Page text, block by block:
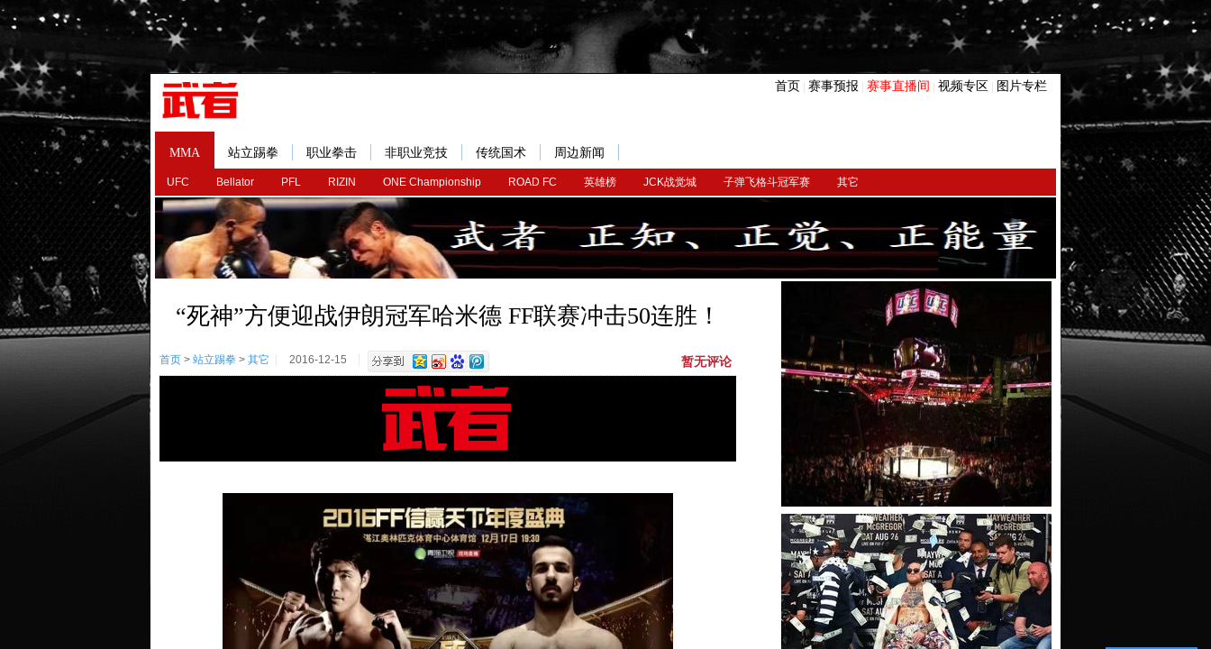
首页 赛事预报 赛事直播间 视频专区 图片专栏
MMA
UFC Bellator PFL RIZIN ONE Championship ROAD FC 英雄榜 JCK战觉城 子弹飞格斗冠军赛 其它
站立踢拳 职业拳击 非职业竞技 传统国术 周边新闻
“死神”方便迎战伊朗冠军哈米德 FF联赛冲击50连胜！
首页 > 站立踢拳 > 其它 2016-12-15 暂无评论